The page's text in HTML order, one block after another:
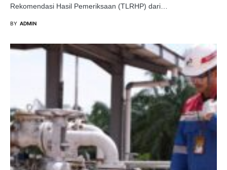
Rekomendasi Hasil Pemeriksaan (TLRHP) dari…
BY ADMIN